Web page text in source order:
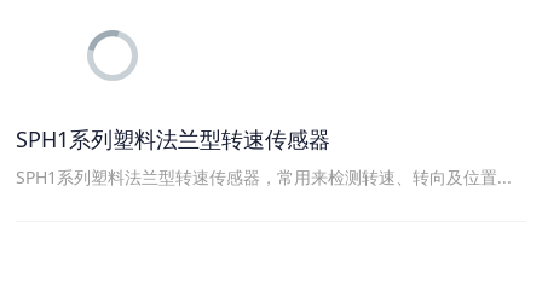
SPH1系列塑料法兰型转速传感器
SPH1系列塑料法兰型转速传感器，常用来检测转速、转向及位置...